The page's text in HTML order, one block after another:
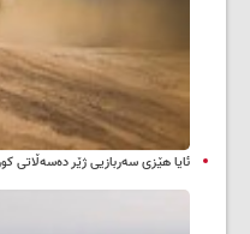
ئایا هێزی سەربازیی ژێر دەسەڵاتی